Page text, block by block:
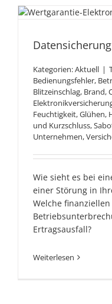
Datensicherung
Kategorien:Aktuell |
Bedienungsfehler,
Blitzeinschlag, Brand,
Feuchtigkeit,Glühen,
und Kurzschluss,
Unternehmen,
Wie sieht es bei
einer Störung in
Welche
Ertragsausfall?
Weiterlesen